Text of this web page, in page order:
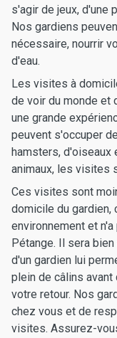
s'agir de jeux, d'une
Nos gardiens
nécessaire, nourrir
d'eau.
Les visites à
de voir du monde et
une grande
peuvent s'occuper
hamsters, d'oiseaux
animaux, les visites
Ces visites sont
domicile du gardien,
environnement et
Pétange. Il sera
d'un gardien lui
plein de câlins
votre retour. Nos
chez vous et de
visites. Assurez-